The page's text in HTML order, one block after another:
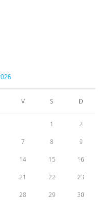
V S D
1 2
7 8 9
14 15 16
21 22 23
28 29 30